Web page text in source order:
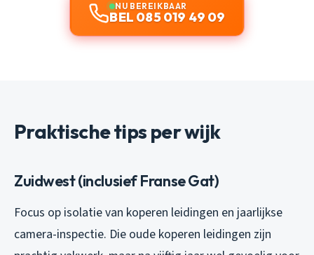
NU BEREIKBAAR
BEL 085 019 49 09
Praktische tips per wijk
Zuidwest (inclusief Franse Gat)
Focus op isolatie van koperen leidingen en jaarlijkse
camera-inspectie. Die oude koperen leidingen zijn